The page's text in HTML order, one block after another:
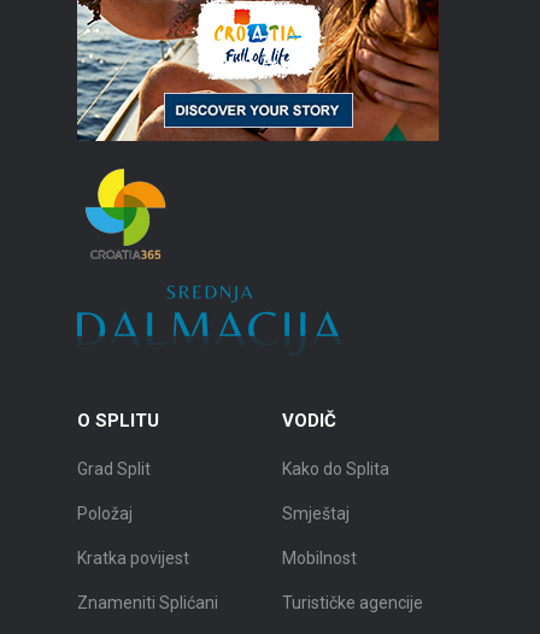
O SPLITU
Grad Split
Položaj
Kratka povijest
Znameniti Splićani
VODIČ
Kako do Splita
Smještaj
Mobilnost
Turističke agencije